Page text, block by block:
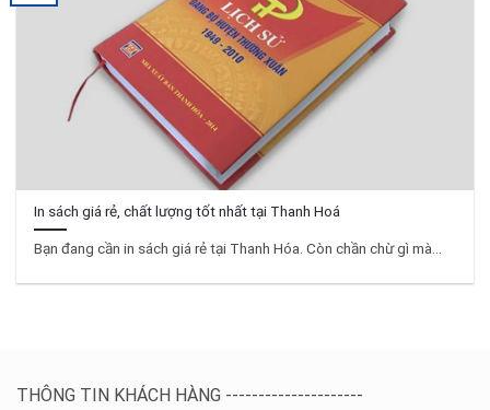
In sách giá rẻ, chất lượng tốt nhất tại Thanh Hoá
Bạn đang cần in sách giá rẻ tại Thanh Hóa. Còn chần chừ gì mà...
THÔNG TIN KHÁCH HÀNG ---------------------